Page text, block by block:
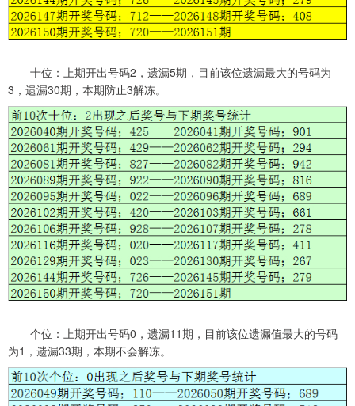
十位：上期开出号码2，遗漏5期，目前该位遗漏最大的号码为
3，遗漏30期，本期防止3解冻。
个位：上期开出号码0，遗漏11期，目前该位遗漏值最大的号码
为1，遗漏33期，本期不会解冻。